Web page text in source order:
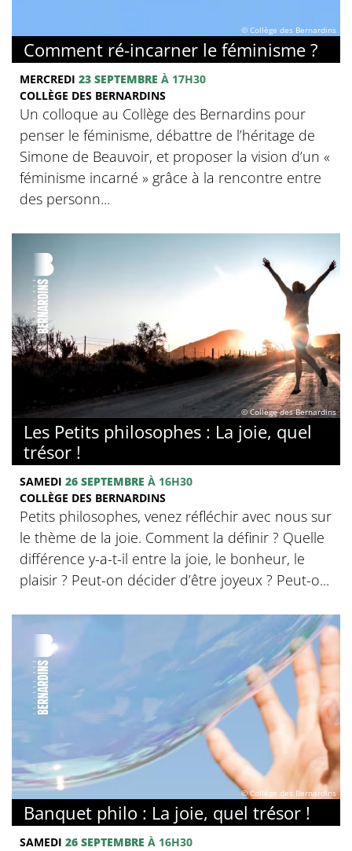
© Collège des Bernardins
Comment ré-incarner le féminisme ?
MERCREDI 23 SEPTEMBRE À 17H30
COLLÈGE DES BERNARDINS
Un colloque au Collège des Bernardins pour
penser le féminisme, débattre de l’héritage de
Simone de Beauvoir, et proposer la vision d’un «
féminisme incarné » grâce à la rencontre entre
des personn...
© Collège des Bernardins
Les Petits philosophes : La joie, quel
trésor !
SAMEDI 26 SEPTEMBRE À 16H30
COLLÈGE DES BERNARDINS
Petits philosophes, venez réfléchir avec nous sur
le thème de la joie. Comment la définir ? Quelle
différence y-a-t-il entre la joie, le bonheur, le
plaisir ? Peut-on décider d’être joyeux ? Peut-o...
© Collège des Bernardins
Banquet philo : La joie, quel trésor !
SAMEDI 26 SEPTEMBRE À 16H30